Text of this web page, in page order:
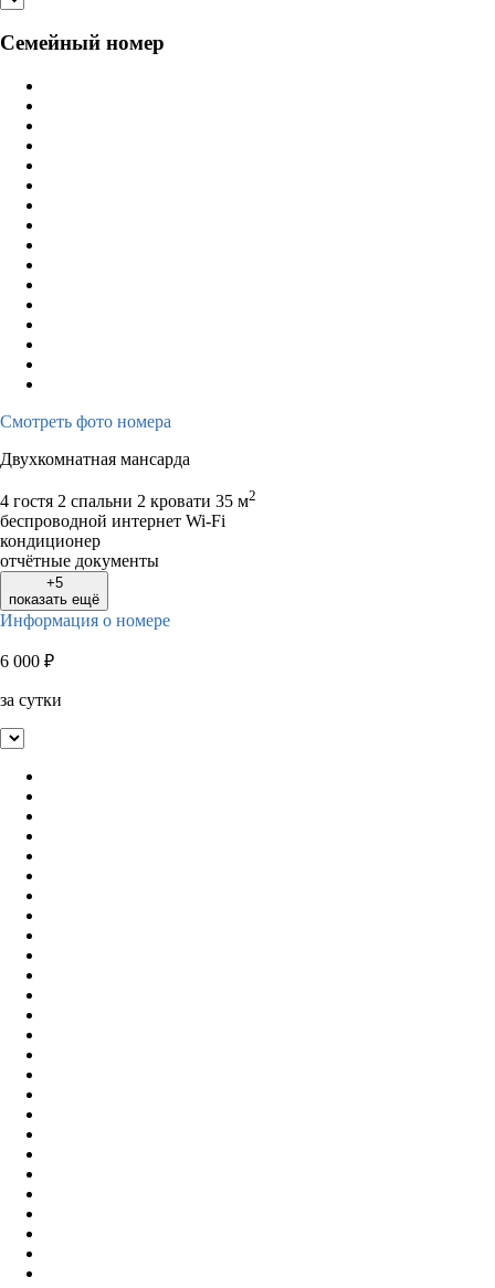
Семейный номер
Смотреть фото номера
Двухкомнатная мансарда
4 гостя 2 спальни 2 кровати 35 м2
беспроводной интернет Wi-Fi
кондиционер
отчётные документы
+5
показать ещё
Информация о номере
6 000 ₽
за сутки